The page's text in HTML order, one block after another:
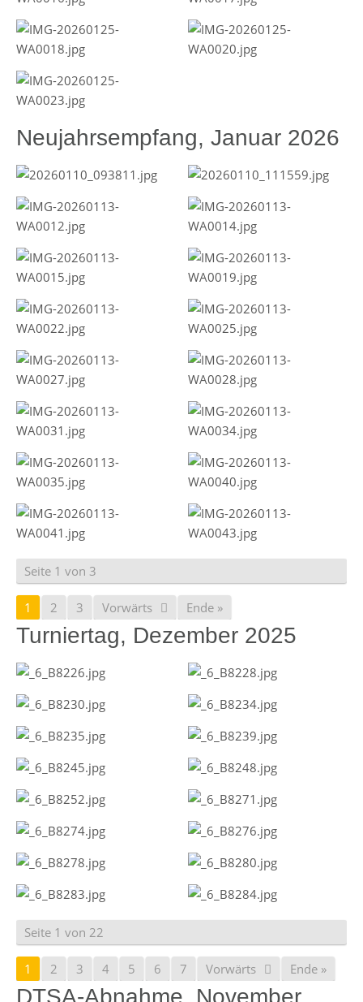
Neujahrsempfang, Januar 2026
Seite 1 von 3
1 2 3 Vorwärts Ende »
Turniertag, Dezember 2025
Seite 1 von 22
1 2 3 4 5 6 7 Vorwärts Ende »